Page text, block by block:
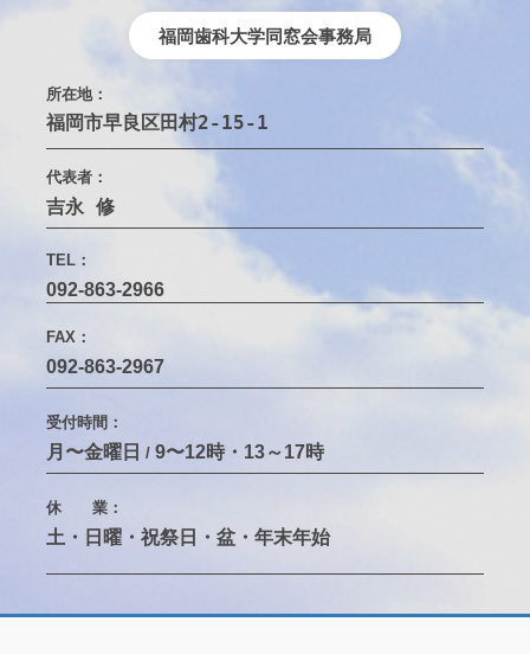
福岡歯科大学同窓会事務局
所在地：
福岡市早良区田村2-15-1
代表者：
吉永 修
TEL：
092-863-2966
FAX：
092-863-2967
受付時間：
月〜金曜日 / 9〜12時・13～17時
休 業：
土・日曜・祝祭日・盆・年末年始